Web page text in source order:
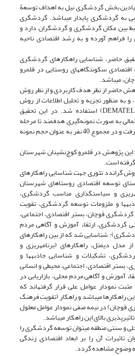
بخش گردشگری نیل به اهداف توسعۀ
به گردشگری پایدار می­باشد. گردشگری
بین مکان گردشگری و گردشگران دارد و
فراهم آورده و به رشد اقتصادی ناحیه
حاضر، شناسایی راهکارهای گردشگری
پایدار در راستای توسعه اقتصادی سکونتگاه‎های روستایی در قلمرو
می­باشد.
حاضر از نظر هدف کاربردی و از نظر روش
به منظور تجزیه و تحلیل اطلاعات از روش
گراندد تئوری و مدل (DEMATEL) استفاده شد. در این تحقیق
به‌ صورت نمونه‌گیری هدفمند تا مرحله
اشباع (کفایت) نظری پیش‎رفت و در مجموع 40 نفر به عنوان حجم نمونه
این پژوهش در قلمرو کوچ‌نشینان شهرستان
است.
روش گراندد تئوری جهت شناسایی راهکارهای
توسعه اقتصادی روستاهای شهرستان
ریزی و سیاست­گذاری مناسب گردشگری،
و ملزومات توسعه گردشگری، تقویت
قوچان، بستر اقتصادی، اجتماعی،
گردشگری، ارتقاء آموزش و آگاهی مردم
شناسایی شد که از بین راهکارهای
مدل دیمتل، راهکارهای (برنامه­ریزی و
تشکیلات و شناسایی جاذبه­ها و
بستر اقتصادی، اجتماعی، محیطی و انسانی
آموزش و آگاهی مردم محلی، بازاریابی در
نمودار عوامل علی قرار گرفته­اند که
این راهکارها می­باشد و راهکار (تقویت فرهنگ
در نیمه منفی نمودار عوامل معلول
بالای این راهکار می­باشد.
و سنتی منطقه می­توان توسعه گردشگری را
تاثیرات آن را بر ابعاد اقتصادی زندگی